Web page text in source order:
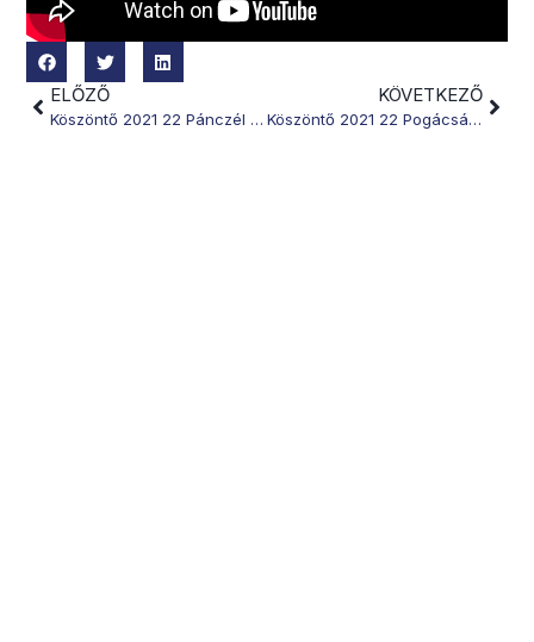
ELŐZŐ
Köszöntő 2021 22 Pánczél Károly
KÖVETKEZŐ
Köszöntő 2021 22 Pogácsás Tibor